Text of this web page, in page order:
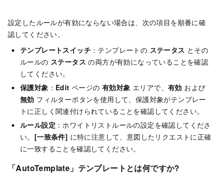
設定したルールが有効にならない場合は、次の項目を順番に確
認してください。
テンプレートスイッチ ：テンプレートの ステータス とその
ルールの ステータス の両方が有効になっていることを確認
してください。
保護対象 ： Edit ページの有効対象 エリアで、有効 および
無効 フィルターボタンを使用して、保護対象がテンプレー
トに正しく関連付けられていることを確認してください。
ルール設定 ：ホワイトリストルールの設定を確認してくださ
い。 [一致条件] に特に注意して、意図したリクエストに正確
に一致することを確認してください。
「AutoTemplate」テンプレートとは何ですか?